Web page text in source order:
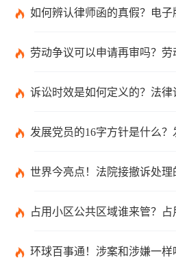
如何辨认律师函的真假？电子版的律师
劳动争议可以申请再审吗？劳动争议二审后还
诉讼时效是如何定义的？法律诉讼有
发展党员的16字方针是什么？发展党员程序有哪
世界今亮点！法院接撤诉处理的情况是什么？离婚案件撤诉后什
占用小区公共区域谁来管？占用小区公共
环球百事通！涉案和涉嫌一样吗？涉案金额